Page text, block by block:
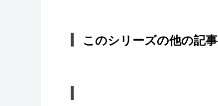
このシリーズの他の記事